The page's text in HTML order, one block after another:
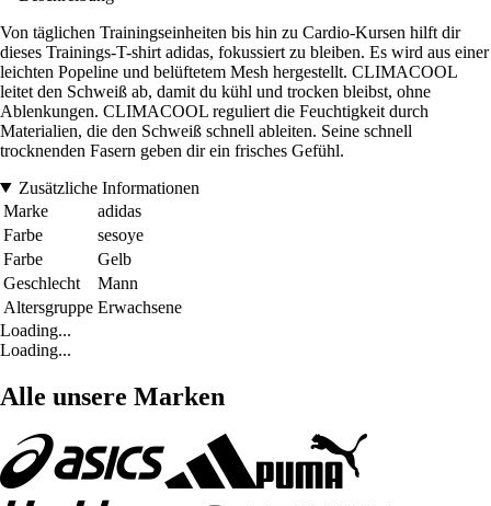
Von täglichen Trainingseinheiten bis hin zu Cardio-Kursen hilft dir
dieses Trainings-T-shirt adidas, fokussiert zu bleiben. Es wird aus einer
leichten Popeline und belüftetem Mesh hergestellt. CLIMACOOL
leitet den Schweiß ab, damit du kühl und trocken bleibst, ohne
Ablenkungen. CLIMACOOL reguliert die Feuchtigkeit durch
Materialien, die den Schweiß schnell ableiten. Seine schnell
trocknenden Fasern geben dir ein frisches Gefühl.
Zusätzliche Informationen
Marke
adidas
Farbe
sesoye
Farbe
Gelb
Geschlecht
Mann
Altersgruppe Erwachsene
Loading...
Loading...
Alle unsere Marken